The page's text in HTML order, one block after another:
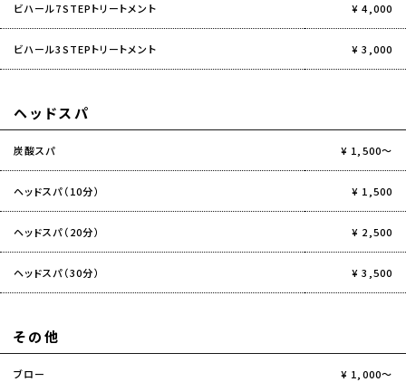
ビハール7STEPトリートメント ¥ 4,000
ビハール3STEPトリートメント ¥ 3,000
ヘッドスパ
炭酸スパ ¥ 1,500～
ヘッドスパ（10分） ¥ 1,500
ヘッドスパ（20分） ¥ 2,500
ヘッドスパ（30分） ¥ 3,500
その他
ブロー ¥ 1,000～